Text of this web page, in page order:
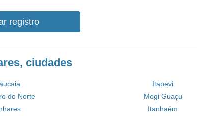
registro
ciudades
Itapevi
do Norte
Mogi Guaçu
Itanhaém